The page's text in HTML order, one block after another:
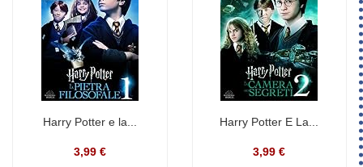
Harry Potter e la...
3,99 €
Harry Potter E La...
3,99 €